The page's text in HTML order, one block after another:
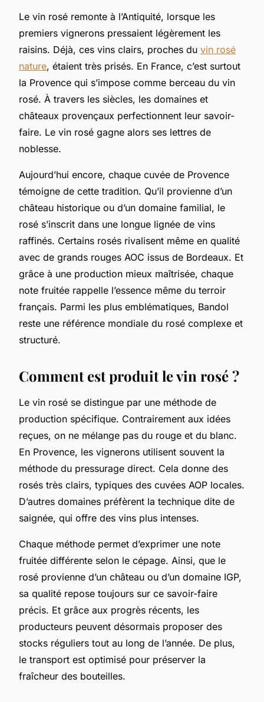
Le vin rosé remonte à l’Antiquité, lorsque les
premiers vignerons pressaient légèrement les
raisins. Déjà, ces vins clairs, proches du vin rosé
nature, étaient très prisés. En France, c’est surtout
la Provence qui s’impose comme berceau du vin
rosé. À travers les siècles, les domaines et
châteaux provençaux perfectionnent leur savoir-
faire. Le vin rosé gagne alors ses lettres de
noblesse.
Aujourd’hui encore, chaque cuvée de Provence
témoigne de cette tradition. Qu’il provienne d’un
château historique ou d’un domaine familial, le
rosé s’inscrit dans une longue lignée de vins
raffinés. Certains rosés rivalisent même en qualité
avec de grands rouges AOC issus de Bordeaux. Et
grâce à une production mieux maîtrisée, chaque
note fruitée rappelle l’essence même du terroir
français. Parmi les plus emblématiques, Bandol
reste une référence mondiale du rosé complexe et
structuré.
Comment est produit le vin rosé ?
Le vin rosé se distingue par une méthode de
production spécifique. Contrairement aux idées
reçues, on ne mélange pas du rouge et du blanc.
En Provence, les vignerons utilisent souvent la
méthode du pressurage direct. Cela donne des
rosés très clairs, typiques des cuvées AOP locales.
D’autres domaines préfèrent la technique dite de
saignée, qui offre des vins plus intenses.
Chaque méthode permet d’exprimer une note
fruitée différente selon le cépage. Ainsi, que le
rosé provienne d’un château ou d’un domaine IGP,
sa qualité repose toujours sur ce savoir-faire
précis. Et grâce aux progrès récents, les
producteurs peuvent désormais proposer des
stocks réguliers tout au long de l’année. De plus,
le transport est optimisé pour préserver la
fraîcheur des bouteilles.